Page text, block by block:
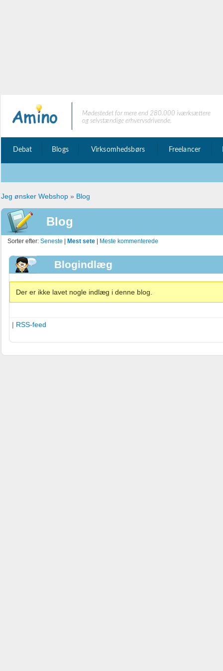
Mødestedet for mere end 280.000 iværksættere
og selvstændige erhvervsdrivende.
Debat Blogs Virksomhedsbørs Freelancer
Jeg ønsker Webshop » Blog
Blog
Sorter efter: Seneste Mest sete Meste kommenterede
Blogindlæg
Der er ikke lavet nogle indlæg i denne blog.
| RSS-feed